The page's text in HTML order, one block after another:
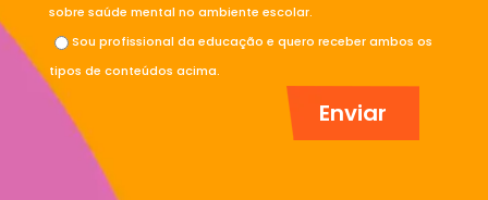
sobre saúde mental no ambiente escolar.
Sou profissional da educação e quero receber ambos os
tipos de conteúdos acima.